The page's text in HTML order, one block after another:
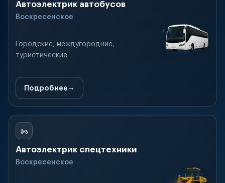
Автоэлектрик автобусов
Воскресенское
Городские, междугородние,
туристические
Подробнее
Автоэлектрик спецтехники
Воскресенское